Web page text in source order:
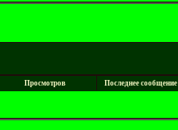
Просмотров Последнее сообщение